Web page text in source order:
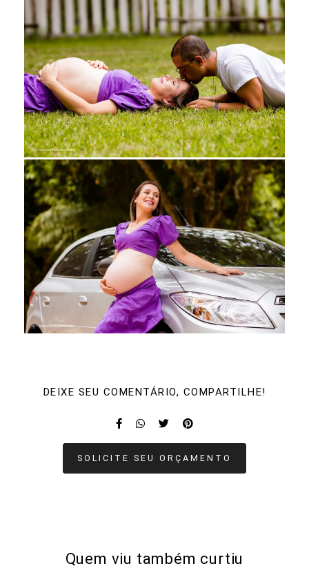
DEIXE SEU COMENTÁRIO, COMPARTILHE!
SOLICITE SEU ORÇAMENTO
Quem viu também curtiu